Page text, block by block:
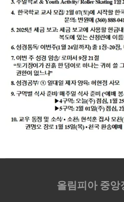
올림피아 중앙